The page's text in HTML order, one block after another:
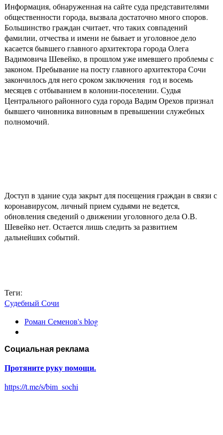
Информация, обнаруженная на сайте суда представителями
общественности города, вызвала достаточно много споров.
Большинство граждан считает, что таких совпадений
фамилии, отчества и имени не бывает и уголовное дело
касается бывшего главного архитектора города Олега
Вадимовича Шевейко, в прошлом уже имевшего проблемы с
законом. Пребывание на посту главного архитектора Сочи
закончилось для него сроком заключения год и восемь
месяцев с отбыванием в колонии-поселении. Судья
Центрального районного суда города Вадим Орехов признал
бывшего чиновника виновным в превышении служебных
полномочий.
Доступ в здание суда закрыт для посещения граждан в связи с
коронавирусом, личный прием судьями не ведется,
обновления сведений о движении уголовного дела О.В.
Шевейко нет. Остается лишь следить за развитием
дальнейших событий.
Теги:
Судебный Сочи
Роман Семенов's blog
Социальная реклама
Протяните руку помощи.
https://t.me/s/bim_sochi